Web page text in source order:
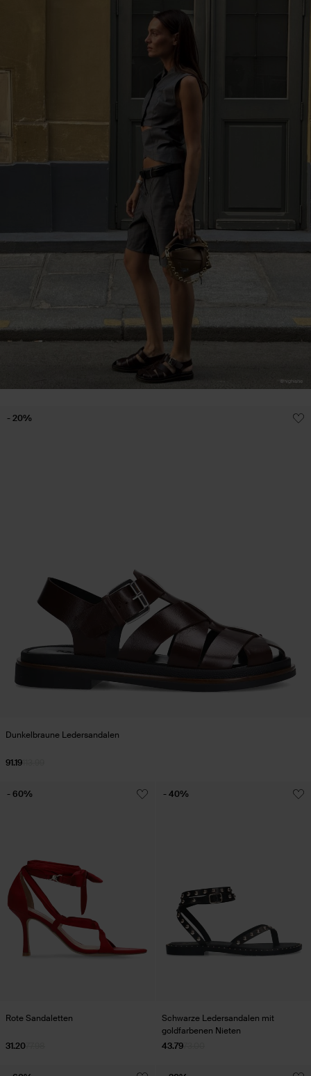
Rote Sandaletten
31.20
- 60%
Schwarze Ledersandalen mit
goldfarbenen Nieten
43.79
- 40%
Dunkelbraune Ledersandalen
91.19
- 20%